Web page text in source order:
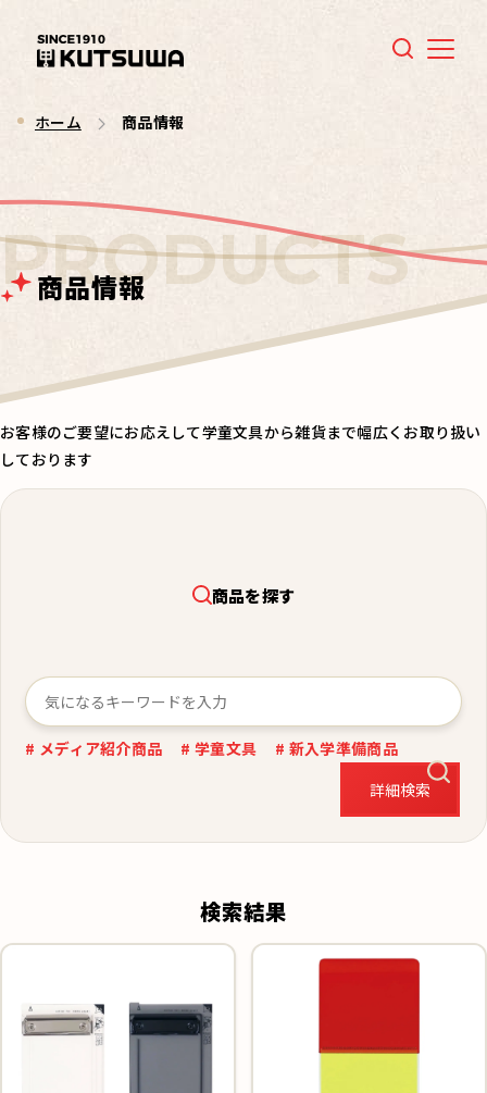
Menu
ホーム 商品情報
商品情報
お客様のご要望にお応えして学童文具から雑貨まで幅広くお取り扱い
しております
商品を探す
詳細検索
# メディア紹介商品 # 学童文具 # 新入学準備商品
検索結果